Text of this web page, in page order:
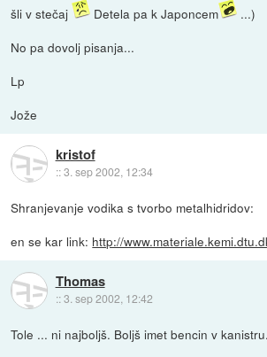
šli v stečaj
Detela pa k Japoncem
...)
No pa dovolj pisanja...
Lp
Jože
kristof
::3. sep 2002, 12:34
Shranjevanje vodika s tvorbo metalhidridov:
en se kar link: http://
Thomas
::3. sep 2002, 12:42
Tole ... ni najboljš. Boljš imet bencin v kanistru.